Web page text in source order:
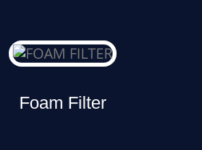
Foam Filter